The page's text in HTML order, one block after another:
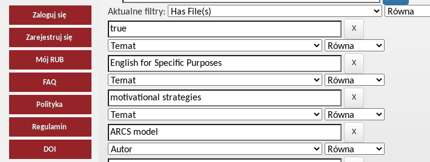
Zaloguj się
Zarejestruj się
Mój RUB
FAQ
Polityka
Regulamin
DOI
Aktualne filtry: